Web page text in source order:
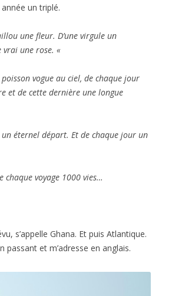
année un triplé.
une fleur. D’une virgule un
vrai une rose. «
poisson vogue au ciel, de chaque jour
et de cette dernière une longue
un éternel départ. Et de chaque jour un
chaque voyage 1000 vies…
s’appelle Ghana. Et puis Atlantique.
passant et m’adresse en anglais.